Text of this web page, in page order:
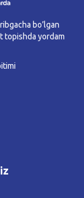
bo’lgan
topishda yordam